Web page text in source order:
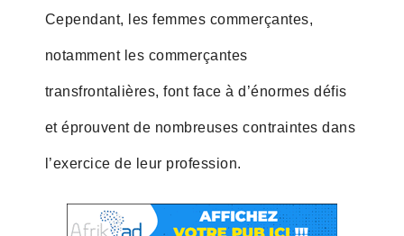
Cependant, les femmes commerçantes,
notamment les commerçantes
transfrontalières, font face à d’énormes défis
et éprouvent de nombreuses contraintes dans
l’exercice de leur profession.